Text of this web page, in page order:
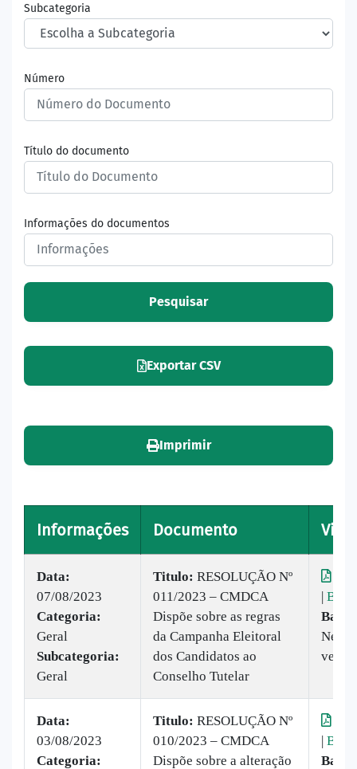
Subcategoria
Número
Título do documento
Informações do documentos
Pesquisar
Exportar CSV
Imprimir
Informações Documento
Data:
07/08/2023
Categoria:
Geral
Subcategoria:
Geral
Titulo: ​RESOLUÇÃO Nº
011/2023 – CMDCA
Dispõe sobre as regras
da Campanha Eleitoral
dos Candidatos ao
Conselho Tutelar
|
vez
Data:
03/08/2023
Categoria:
Titulo: RESOLUÇÃO Nº
010/2023 – CMDCA
Dispõe sobre a alteração
|